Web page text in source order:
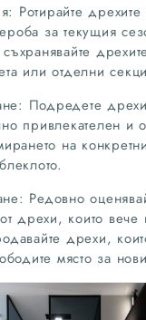
Ротирайте
за текущия
или отделни
Подредете
привлекателен и
на
Редовно
дрехи, които вече
дрехи,
място за